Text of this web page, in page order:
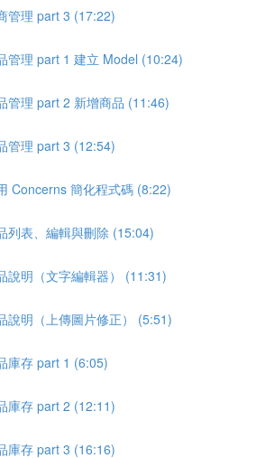
管理 part 3 (17:22)
管理 part 1 建立 Model (10:24)
管理 part 2 新增商品 (11:46)
管理 part 3 (12:54)
Concerns 簡化程式碼 (8:22)
列表、編輯與刪除 (15:04)
說明（文字編輯器） (11:31)
說明（上傳圖片修正） (5:51)
庫存 part 1 (6:05)
庫存 part 2 (12:11)
庫存 part 3 (16:16)